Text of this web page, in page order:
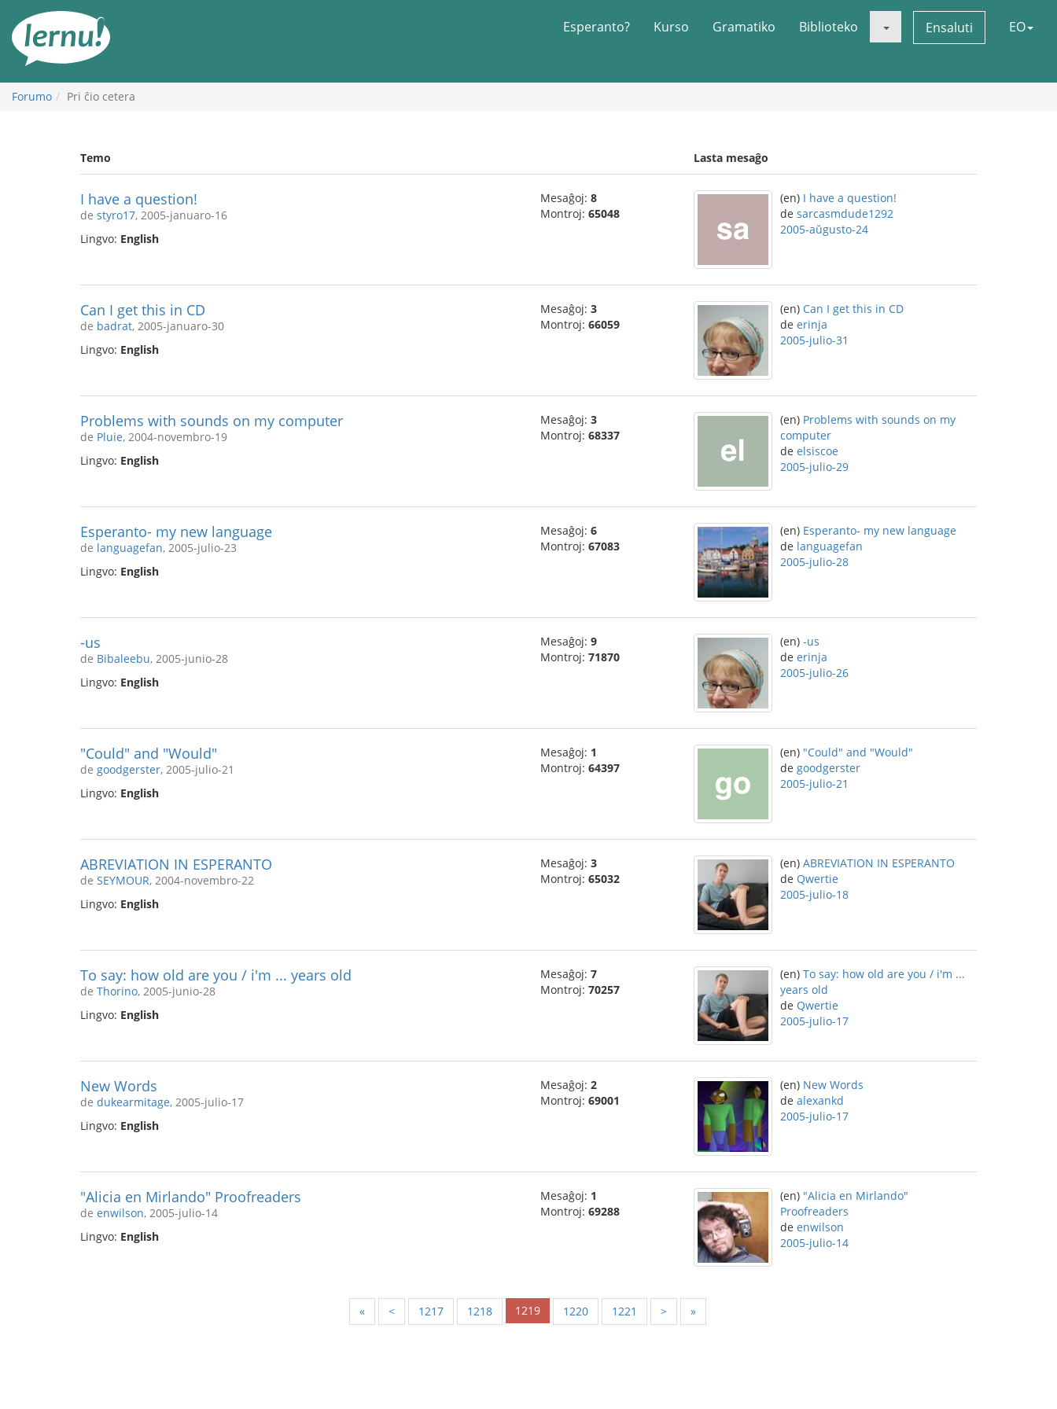
enhavo
Esperanto? Kurso Gramatiko Biblioteko Ensaluti EO
Forumo Pri ĉio cetera
Temo Lasta mesaĝo
I have a question!
de styro17, 2005-januaro-16
Lingvo: English
Mesaĝoj: 8
Montroj: 65048
(en) I have a question!
de sarcasmdude1292
2005-aŭgusto-24
Can I get this in CD
de badrat, 2005-januaro-30
Lingvo: English
Mesaĝoj: 3
Montroj: 66059
(en) Can I get this in CD
de erinja
2005-julio-31
Problems with sounds on my computer
de Pluie, 2004-novembro-19
Lingvo: English
Mesaĝoj: 3
Montroj: 68337
(en) Problems with sounds on my
computer
de elsiscoe
2005-julio-29
Esperanto- my new language
de languagefan, 2005-julio-23
Lingvo: English
Mesaĝoj: 6
Montroj: 67083
(en) Esperanto- my new language
de languagefan
2005-julio-28
-us
de Bibaleebu, 2005-junio-28
Lingvo: English
Mesaĝoj: 9
Montroj: 71870
(en) -us
de erinja
2005-julio-26
"Could" and "Would"
de goodgerster, 2005-julio-21
Lingvo: English
Mesaĝoj: 1
Montroj: 64397
(en) "Could" and "Would"
de goodgerster
2005-julio-21
ABREVIATION IN ESPERANTO
de SEYMOUR, 2004-novembro-22
Lingvo: English
Mesaĝoj: 3
Montroj: 65032
(en) ABREVIATION IN ESPERANTO
de Qwertie
2005-julio-18
To say: how old are you / i'm ... years old
de Thorino, 2005-junio-28
Lingvo: English
Mesaĝoj: 7
Montroj: 70257
(en) To say: how old are you / i'm ...
years old
de Qwertie
2005-julio-17
New Words
de dukearmitage, 2005-julio-17
Lingvo: English
Mesaĝoj: 2
Montroj: 69001
(en) New Words
de alexankd
2005-julio-17
"Alicia en Mirlando" Proofreaders
de enwilson, 2005-julio-14
Lingvo: English
Mesaĝoj: 1
Montroj: 69288
(en) "Alicia en Mirlando"
Proofreaders
de enwilson
2005-julio-14
« < 1217 1218 1219 1220 1221 > »